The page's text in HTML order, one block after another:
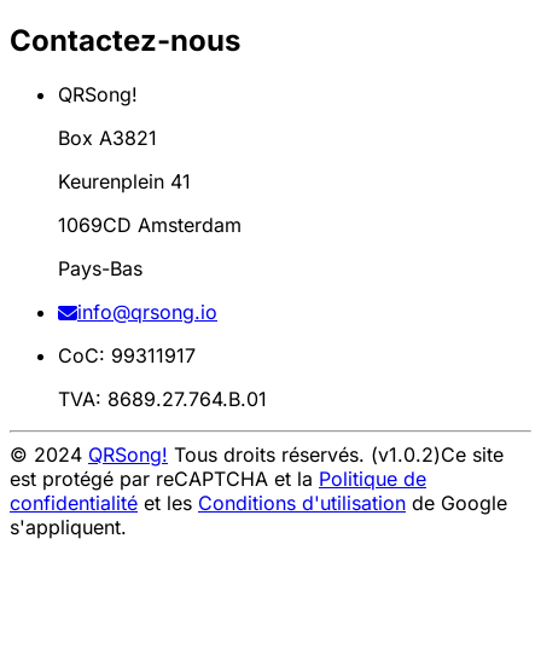
Contactez-nous
QRSong!
Box A3821
Keurenplein 41
1069CD Amsterdam
Pays-Bas
info@qrsong.io
CoC: 99311917
TVA: 8689.27.764.B.01
© 2024 QRSong! Tous droits réservés. (v1.0.2)Ce site
est protégé par reCAPTCHA et la Politique de
confidentialité et les Conditions d'utilisation de Google
s'appliquent.